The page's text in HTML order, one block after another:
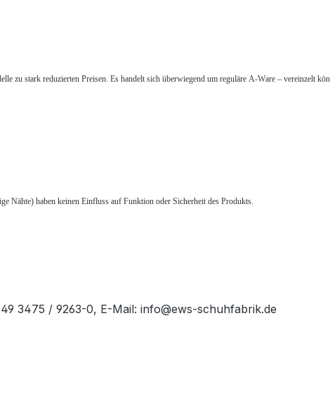
zu stark reduzierten Preisen. Es handelt sich überwiegend um reguläre A-Ware – vereinzelt
Nähte) haben keinen Einfluss auf Funktion oder Sicherheit des Produkts.
3475 / 9263-0, E-Mail: info@ews-schuhfabrik.de